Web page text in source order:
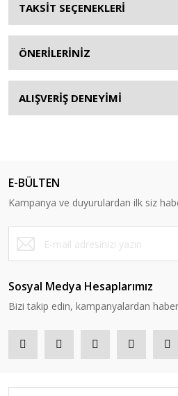
TAKSİT SEÇENEKLERİ
ÖNERİLERİNİZ
ALIŞVERİŞ DENEYİMİ
E-BÜLTEN
Kampanya ve duyurulardan ilk siz
Sosyal Medya Hesaplarımız
Bizi takip edin, kampanyalardan